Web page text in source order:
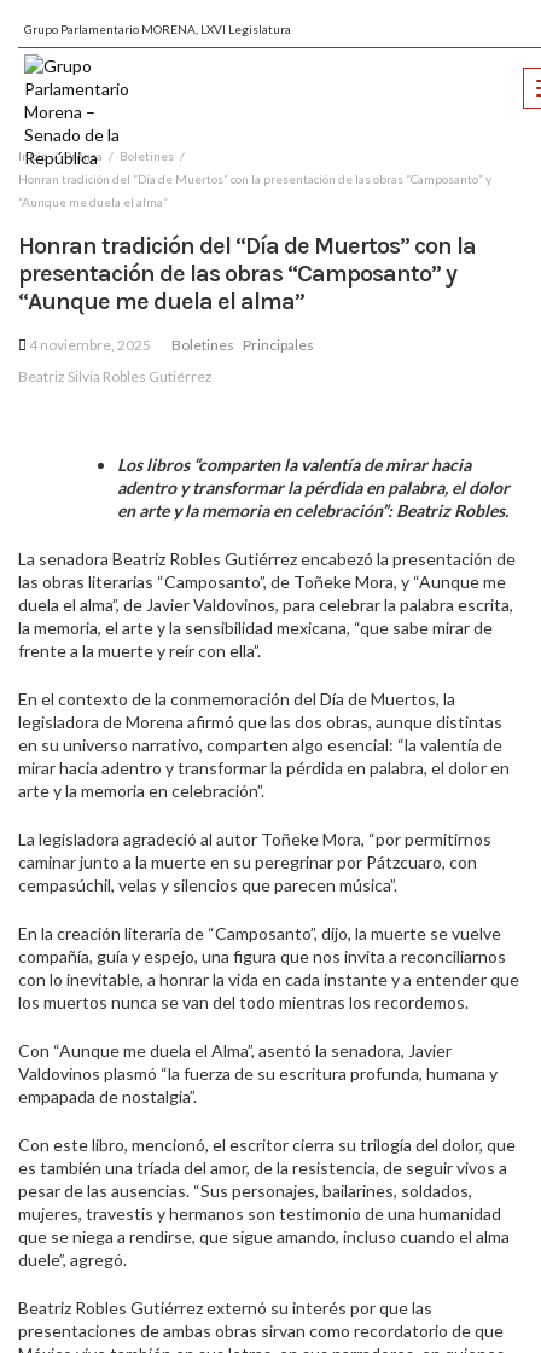
Grupo Parlamentario MORENA, LXVI Legislatura
Inicio Prensa
Boletines
Honran tradición del “Día de Muertos” con la presentación de las obras “Camposanto” y
“Aunque me duela el alma”
Honran tradición del “Día de Muertos” con la
presentación de las obras “Camposanto” y
“Aunque me duela el alma”
4 noviembre, 2025 Boletines Principales
Beatriz Silvia Robles Gutiérrez
Los libros “comparten la valentía de mirar hacia
adentro y transformar la pérdida en palabra, el dolor
en arte y la memoria en celebración”: Beatriz Robles.
La senadora Beatriz Robles Gutiérrez encabezó la presentación de
las obras literarias “Camposanto”, de Toñeke Mora, y “Aunque me
duela el alma”, de Javier Valdovinos, para celebrar la palabra escrita,
la memoria, el arte y la sensibilidad mexicana, “que sabe mirar de
frente a la muerte y reír con ella”.
En el contexto de la conmemoración del Día de Muertos, la
legisladora de Morena afirmó que las dos obras, aunque distintas
en su universo narrativo, comparten algo esencial: “la valentía de
mirar hacia adentro y transformar la pérdida en palabra, el dolor en
arte y la memoria en celebración”.
La legisladora agradeció al autor Toñeke Mora, “por permitirnos
caminar junto a la muerte en su peregrinar por Pátzcuaro, con
cempasúchil, velas y silencios que parecen música”.
En la creación literaria de “Camposanto”, dijo, la muerte se vuelve
compañía, guía y espejo, una figura que nos invita a reconciliarnos
con lo inevitable, a honrar la vida en cada instante y a entender que
los muertos nunca se van del todo mientras los recordemos.
Con “Aunque me duela el Alma”, asentó la senadora, Javier
Valdovinos plasmó “la fuerza de su escritura profunda, humana y
empapada de nostalgia”.
Con este libro, mencionó, el escritor cierra su trilogía del dolor, que
es también una tríada del amor, de la resistencia, de seguir vivos a
pesar de las ausencias. “Sus personajes, bailarines, soldados,
mujeres, travestis y hermanos son testimonio de una humanidad
que se niega a rendirse, que sigue amando, incluso cuando el alma
duele”, agregó.
Beatriz Robles Gutiérrez externó su interés por que las
presentaciones de ambas obras sirvan como recordatorio de que